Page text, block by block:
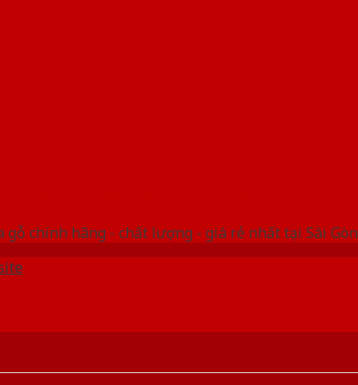
gỗ chính hãng - chất lượng - giá rẻ nhất tại Sài Gòn